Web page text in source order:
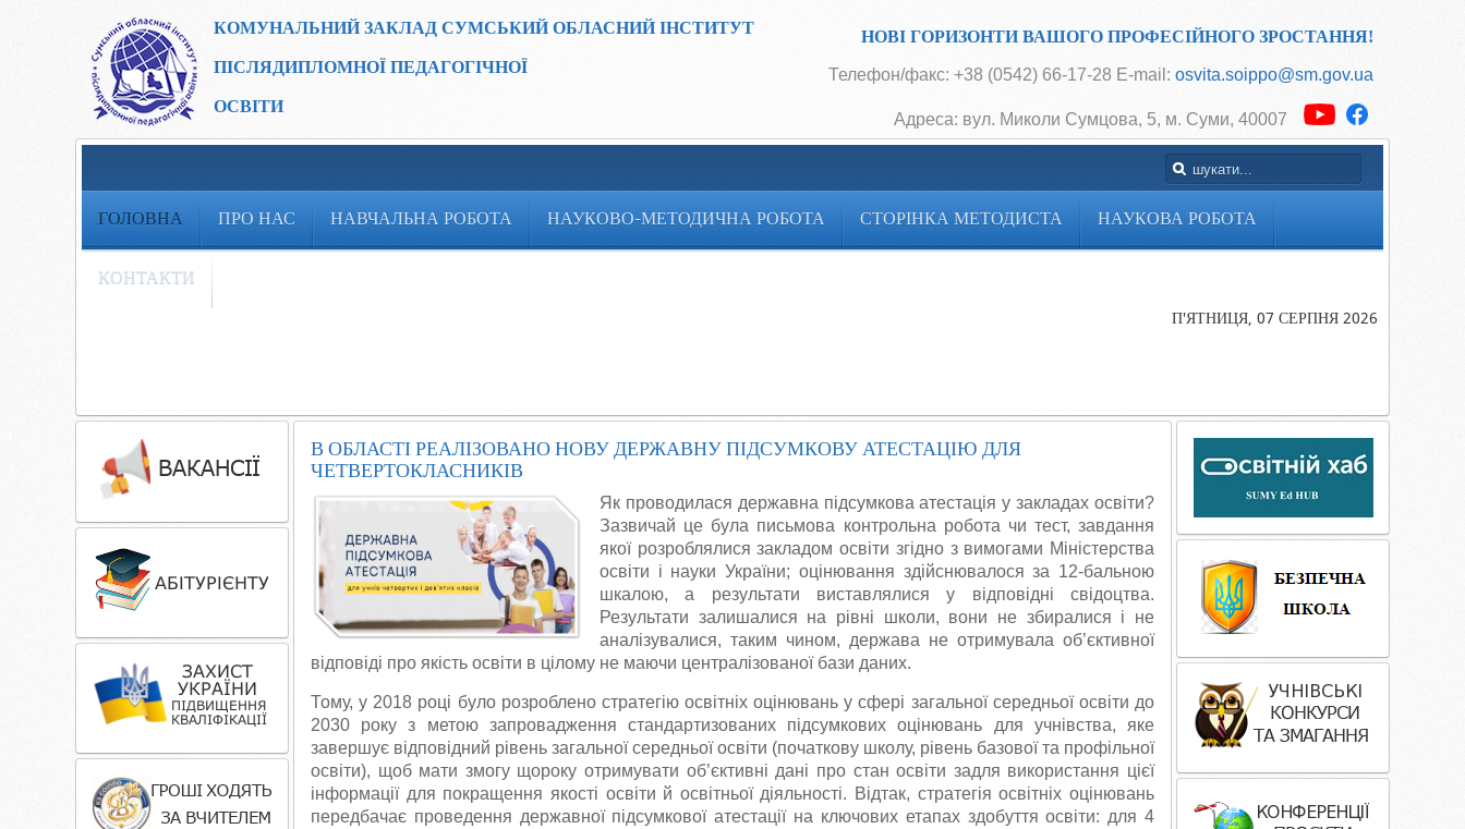
КОМУНАЛЬНИЙ ЗАКЛАД СУМСЬКИЙ ОБЛАСНИЙ ІНСТИТУТ
ПІСЛЯДИПЛОМНОЇ ПЕДАГОГІЧНОЇ
ОСВІТИ
НОВІ ГОРИЗОНТИ ВАШОГО ПРОФЕСІЙНОГО ЗРОСТАННЯ!
Телефон/факс: +38 (0542) 66-17-28 E-mail: osvita.soippo@sm.gov.ua
Адреса: вул. Миколи Сумцова, 5, м. Суми, 40007
ГОЛОВНА ПРО НАС НАВЧАЛЬНА РОБОТА НАУКОВО-МЕТОДИЧНА РОБОТА СТОРІНКА МЕТОДИСТА НАУКОВА РОБОТА
КОНТАКТИ
П'ЯТНИЦЯ, 07 СЕРПНЯ 2026
В ОБЛАСТІ РЕАЛІЗОВАНО НОВУ ДЕРЖАВНУ ПІДСУМКОВУ АТЕСТАЦІЮ ДЛЯ
ЧЕТВЕРТОКЛАСНИКІВ
Як проводилася державна підсумкова атестація у закладах освіти?
Зазвичай це була письмова контрольна робота чи тест, завдання
якої розроблялися закладом освіти згідно з вимогами Міністерства
освіти і науки України; оцінювання здійснювалося за 12-бальною
шкалою, а результати виставлялися у відповідні свідоцтва.
Результати залишалися на рівні школи, вони не збиралися і не
аналізувалися, таким чином, держава не отримувала об’єктивної
відповіді про якість освіти в цілому не маючи централізованої бази даних.
Тому, у 2018 році було розроблено стратегію освітніх оцінювань у сфері загальної середньої освіти до
2030 року з метою запровадження стандартизованих підсумкових оцінювань для учнівства, яке
завершує відповідний рівень загальної середньої освіти (початкову школу, рівень базової та профільної
освіти), щоб мати змогу щороку отримувати об’єктивні дані про стан освіти задля використання цієї
інформації для покращення якості освіти й освітньої діяльності. Відтак, стратегія освітніх оцінювань
передбачає проведення державної підсумкової атестації на ключових етапах здобуття освіти: для 4